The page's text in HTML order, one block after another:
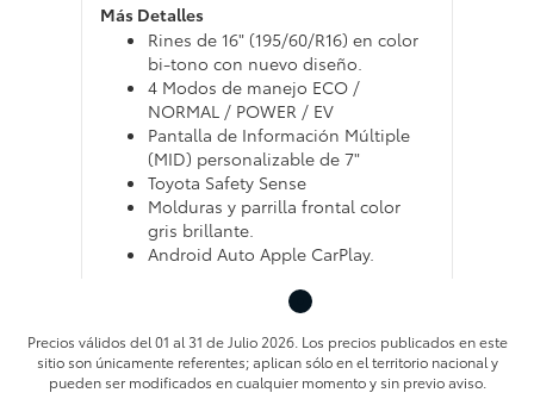
Más Detalles
Rines de 16" (195/60/R16) en color
bi-tono con nuevo diseño.
4 Modos de manejo ECO /
NORMAL / POWER / EV
Pantalla de Información Múltiple
(MID) personalizable de 7"
Toyota Safety Sense
Molduras y parrilla frontal color
gris brillante.
Android Auto Apple CarPlay.
Precios válidos del 01 al 31 de Julio 2026. Los precios publicados en este
sitio son únicamente referentes; aplican sólo en el territorio nacional y
pueden ser modificados en cualquier momento y sin previo aviso.